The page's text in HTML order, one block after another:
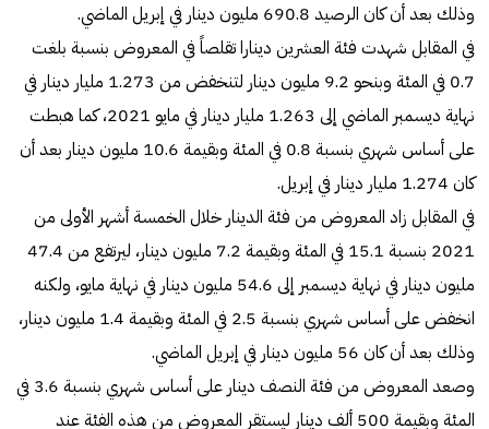
وذلك بعد أن كان الرصيد 690.8 مليون دينار في إبريل الماضي.
في المقابل شهدت فئة العشرين دينارا تقلصاً في المعروض بنسبة بلغت
0.7 في المئة وبنحو 9.2 مليون دينار لتنخفض من 1.273 مليار دينار في
نهاية ديسمبر الماضي إلى 1.263 مليار دينار في مايو 2021، كما هبطت
على أساس شهري بنسبة 0.8 في المئة وبقيمة 10.6 مليون دينار بعد أن
كان 1.274 مليار دينار في إبريل.
في المقابل زاد المعروض من فئة الدينار خلال الخمسة أشهر الأولى من
2021 بنسبة 15.1 في المئة وبقيمة 7.2 مليون دينار، ليرتفع من 47.4
مليون دينار في نهاية ديسمبر إلى 54.6 مليون دينار في نهاية مايو، ولكنه
انخفض على أساس شهري بنسبة 2.5 في المئة وبقيمة 1.4 مليون دينار،
وذلك بعد أن كان 56 مليون دينار في إبريل الماضي.
وصعد المعروض من فئة النصف دينار على أساس شهري بنسبة 3.6 في
المئة وبقيمة 500 ألف دينار ليستقر المعروض من هذه الفئة عند